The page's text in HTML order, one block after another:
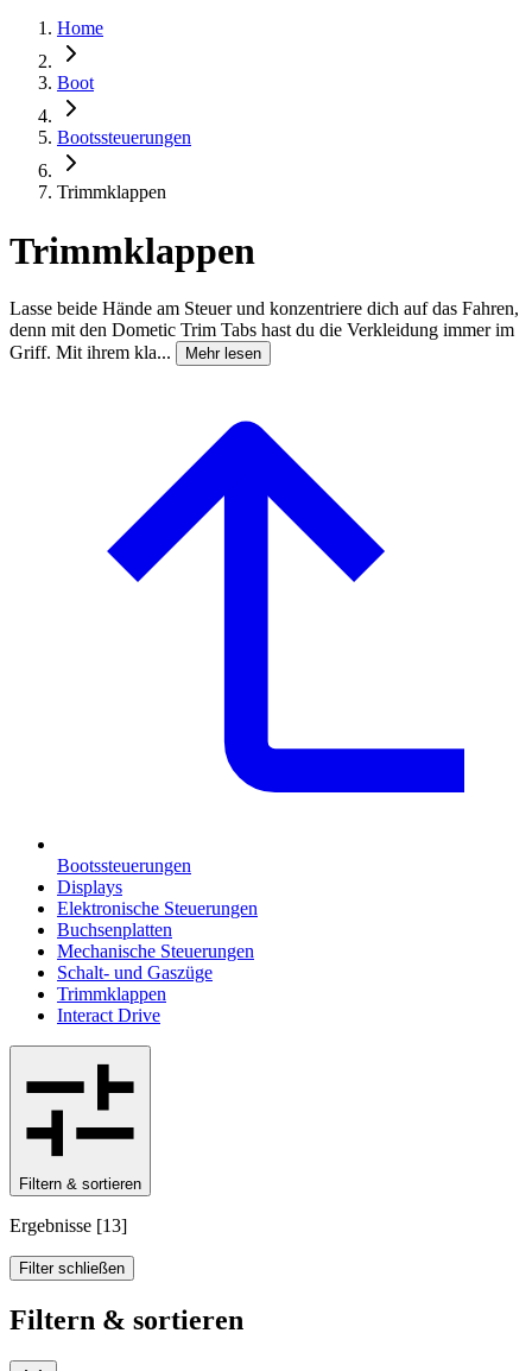
Home
Boot
Bootssteuerungen
Trimmklappen
Trimmklappen
Lasse beide Hände am Steuer und konzentriere dich auf das Fahren,
denn mit den Dometic Trim Tabs hast du die Verkleidung immer im
Griff. Mit ihrem kla...
Mehr lesen
Bootssteuerungen
Displays
Elektronische Steuerungen
Buchsenplatten
Mechanische Steuerungen
Schalt- und Gaszüge
Trimmklappen
Interact Drive
Filtern & sortieren
Ergebnisse [13]
Filter schließen
Filtern & sortieren